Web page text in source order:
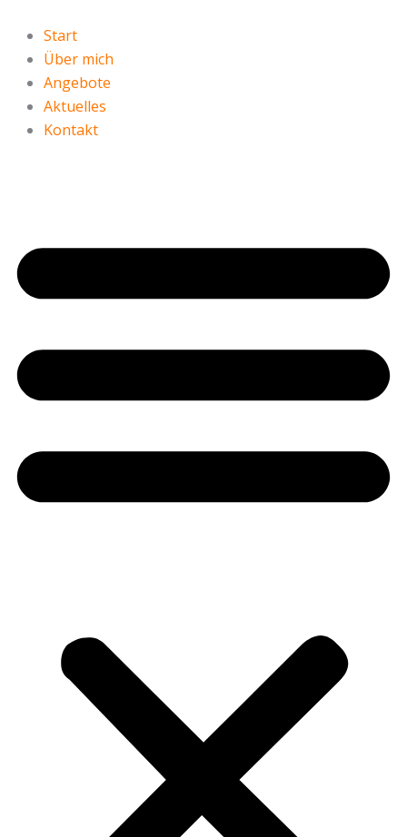
Inhalt
springen
Start
Über mich
Angebote
Aktuelles
Kontakt